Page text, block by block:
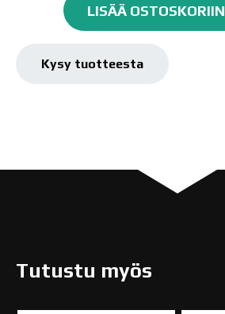
LISÄÄ OSTOSKORIIN
Kysy tuotteesta
Tutustu myös